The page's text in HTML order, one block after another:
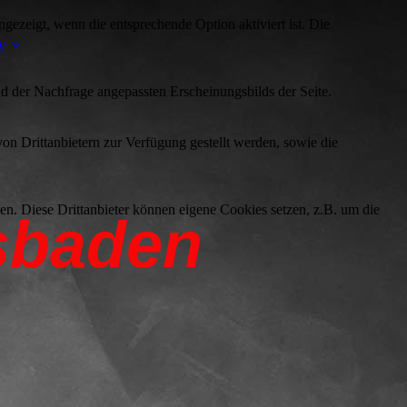
wenn die entsprechende Option aktiviert ist. Die
Nachfrage angepassten Erscheinungsbilds der Seite.
Drittanbietern zur Verfügung gestellt werden, sowie die
Diese Drittanbieter können eigene Cookies setzen, z.B. um die